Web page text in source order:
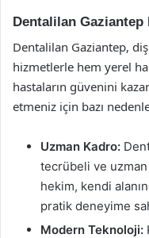
Dentalilan
Dentalilan Gaziantep,
hizmetlerle hem yerel
hastaların güvenini
etmeniz için bazı
Uzman Kadro:
tecrübeli ve
hekim, kendi
pratik deneyime
Modern Teknoloji: